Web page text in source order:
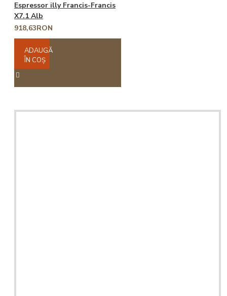
Espressor illy Francis-Francis
X7.1 Alb
918,63RON
ADAUGĂ
ÎN COŞ